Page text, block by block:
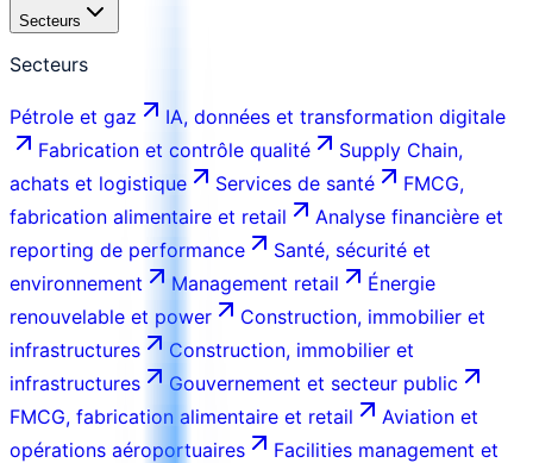
Secteurs
Secteurs
Pétrole et gaz
IA, données et transformation digitale
Fabrication et contrôle qualité
Supply Chain,
achats et logistique
Services de santé
FMCG,
fabrication alimentaire et retail
Analyse financière et
reporting de performance
Santé, sécurité et
environnement
Management retail
Énergie
renouvelable et power
Construction, immobilier et
infrastructures
Construction, immobilier et
infrastructures
Gouvernement et secteur public
FMCG, fabrication alimentaire et retail
Aviation et
opérations aéroportuaires
Facilities management et